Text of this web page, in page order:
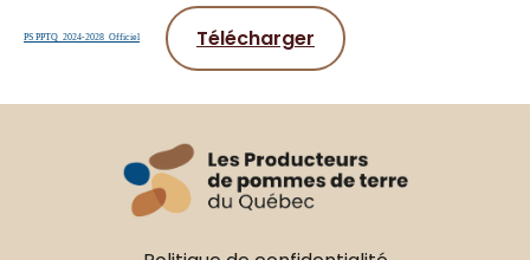
PS PPTQ_2024-2028_Officiel Télécharger